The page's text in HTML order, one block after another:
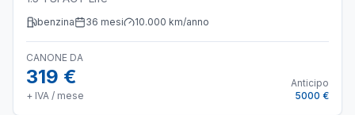
benzina 36 mesi 10.000 km/anno
CANONE DA
319 €
+ IVA / mese
Anticipo
5000 €